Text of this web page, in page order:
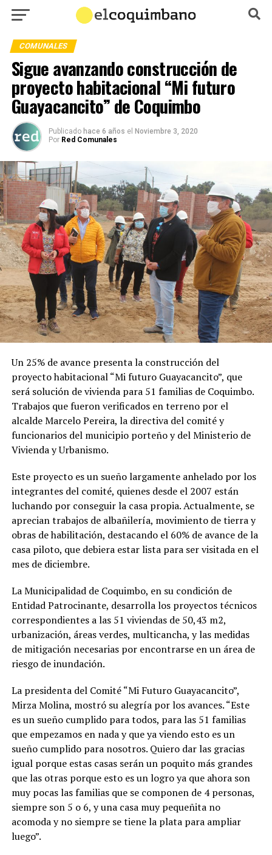
COMUNALES
Sigue avanzando construcción de
proyecto habitacional “Mi futuro
Guayacancito” de Coquimbo
Publicado hace 6 años el Noviembre 3, 2020
Por Red Comunales
Un 25% de avance presenta la construcción del
proyecto habitacional “Mi futuro Guayacancito”, que
será solución de vivienda para 51 familias de Coquimbo.
Trabajos que fueron verificados en terreno por el
alcalde Marcelo Pereira, la directiva del comité y
funcionarios del municipio porteño y del Ministerio de
Vivienda y Urbanismo.
Este proyecto es un sueño largamente anhelado por los
integrantes del comité, quienes desde el 2007 están
luchando por conseguir la casa propia. Actualmente, se
aprecian trabajos de albañilería, movimiento de tierra y
obras de habilitación, destacando el 60% de avance de la
casa piloto, que debiera estar lista para ser visitada en el
mes de diciembre.
La Municipalidad de Coquimbo, en su condición de
Entidad Patrocinante, desarrolla los proyectos técnicos
correspondientes a las 51 viviendas de 50,43 m2,
urbanización, áreas verdes, multicancha, y las medidas
de mitigación necesarias por encontrarse en un área de
riesgo de inundación.
La presidenta del Comité “Mi Futuro Guayacancito”,
Mirza Molina, mostró su alegría por los avances. “Este
es un sueño cumplido para todos, para las 51 familias
que empezamos en nada y que ya viendo esto es un
sueño cumplido para nosotros. Quiero dar las gracias
igual porque estas casas serán un poquito más grandes
que las otras porque esto es un logro ya que ahora son
muy pocas las familias que se componen de 4 personas,
siempre son 5 o 6, y una casa muy pequeñita no
acomoda y no siempre se tiene la plata para ampliar
luego”.